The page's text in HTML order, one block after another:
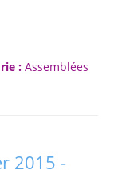
: Assemblées
2015 -